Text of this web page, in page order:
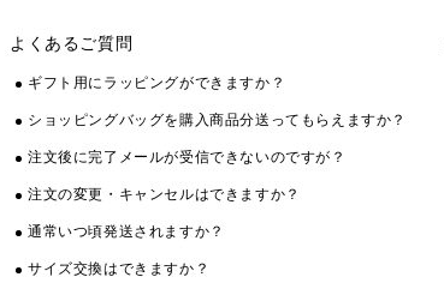
よくあるご質問
ギフト用にラッピングができますか？
ショッピングバッグを購入商品分送ってもらえますか？
注文後に完了メールが受信できないのですが？
注文の変更・キャンセルはできますか？
通常いつ頃発送されますか？
サイズ交換はできますか？